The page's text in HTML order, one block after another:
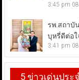
3:45 pm
รพ.สถาบั
บุหรี่ดีต่อใ
3:41 pm
5 ข่าวเด่นประ